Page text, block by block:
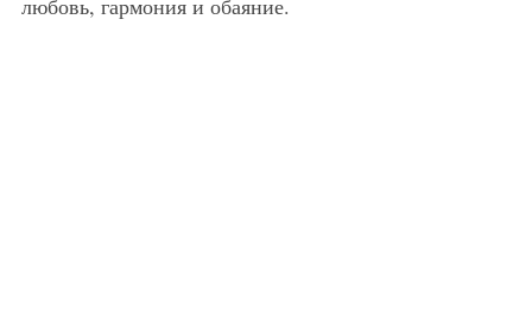
любовь, гармония и обаяние.